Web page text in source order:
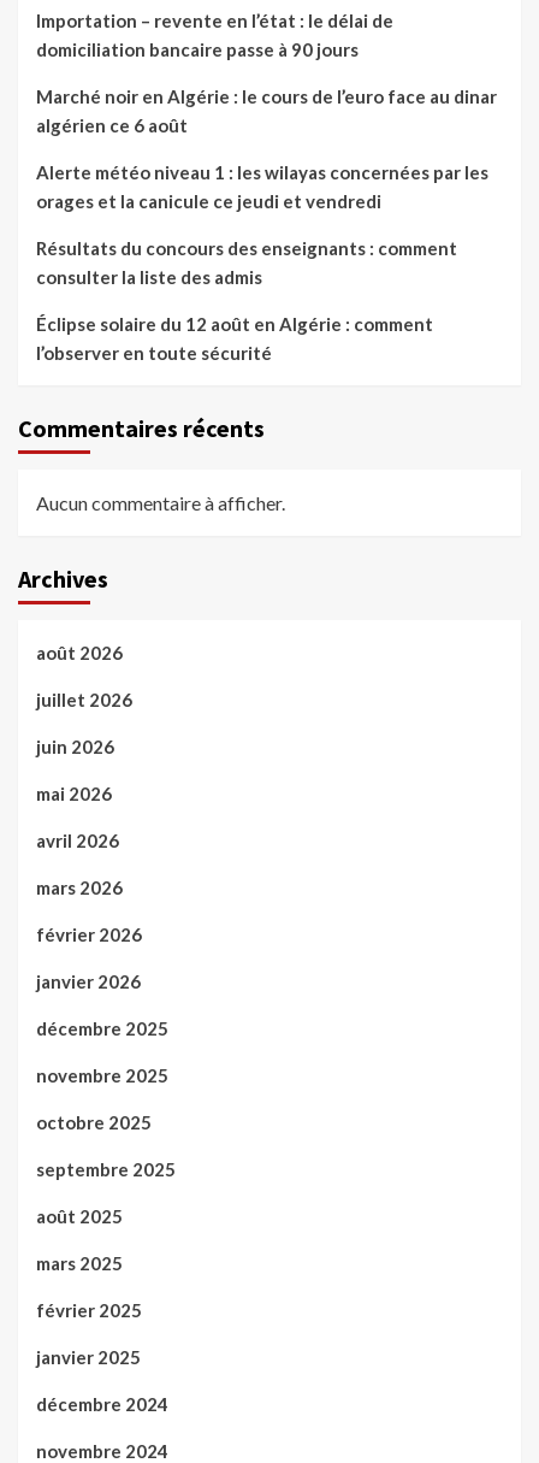
Importation – revente en l’état : le délai de
domiciliation bancaire passe à 90 jours
Marché noir en Algérie : le cours de l’euro face au dinar
algérien ce 6 août
Alerte météo niveau 1 : les wilayas concernées par les
orages et la canicule ce jeudi et vendredi
Résultats du concours des enseignants : comment
consulter la liste des admis
Éclipse solaire du 12 août en Algérie : comment
l’observer en toute sécurité
Commentaires récents
Aucun commentaire à afficher.
Archives
août 2026
juillet 2026
juin 2026
mai 2026
avril 2026
mars 2026
février 2026
janvier 2026
décembre 2025
novembre 2025
octobre 2025
septembre 2025
août 2025
mars 2025
février 2025
janvier 2025
décembre 2024
novembre 2024